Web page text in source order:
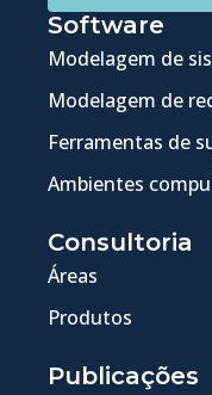
Software
Modelagem de
Modelagem de
Ferramentas de
Ambientes
Consultoria
Áreas
Produtos
Publicações